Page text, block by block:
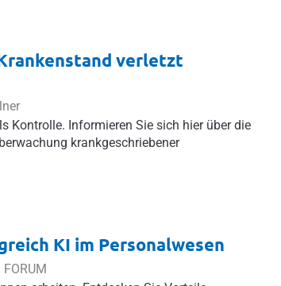
verletzt
Kontrolle. Informieren Sie sich hier über die
krankgeschriebener
KI im Personalwesen